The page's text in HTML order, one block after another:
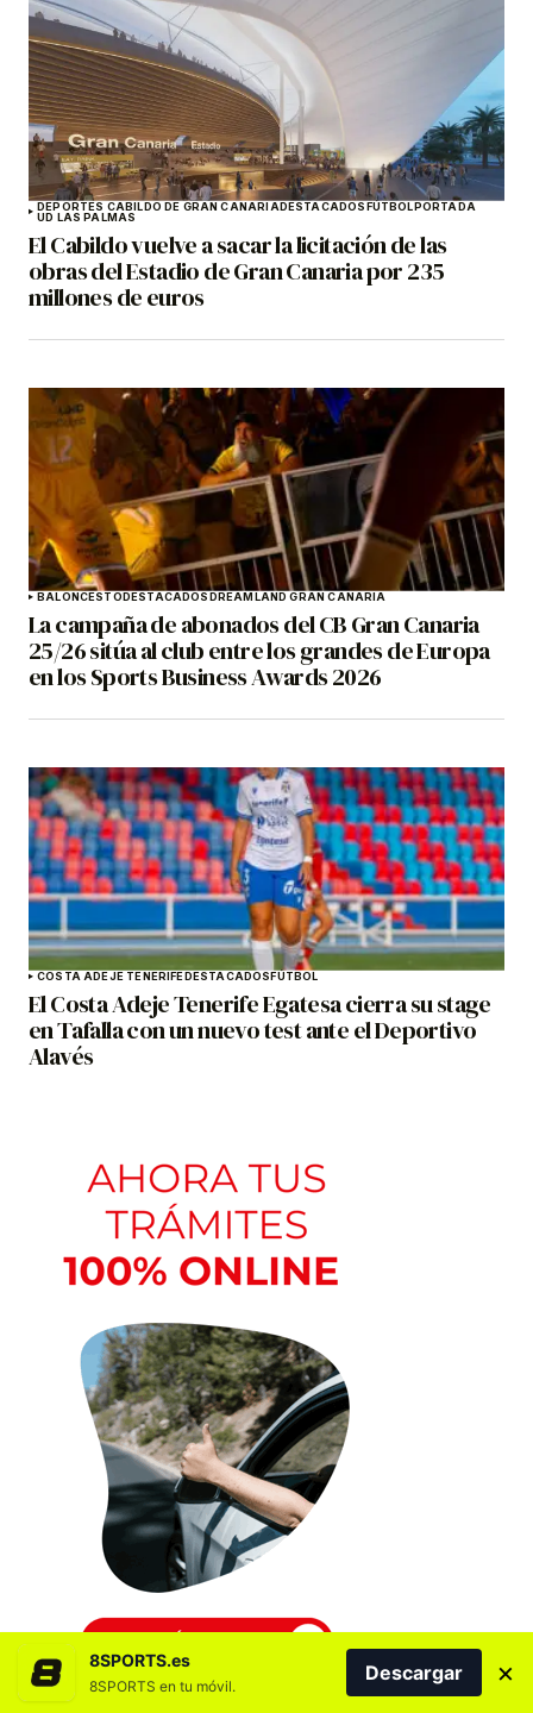
DEPORTES CABILDO DE GRAN CANARIADESTACADOSFÚTBOLPORTADA
UD LAS PALMAS
El Cabildo vuelve a sacar la licitación de las
obras del Estadio de Gran Canaria por 235
millones de euros
BALONCESTODESTACADOSDREAMLAND GRAN CANARIA
La campaña de abonados del CB Gran Canaria
25/26 sitúa al club entre los grandes de Europa
en los Sports Business Awards 2026
COSTA ADEJE TENERIFEDESTACADOSFÚTBOL
El Costa Adeje Tenerife Egatesa cierra su stage
en Tafalla con un nuevo test ante el Deportivo
Alavés
8SPORTS.es
8SPORTS en tu móvil.
Descargar ×